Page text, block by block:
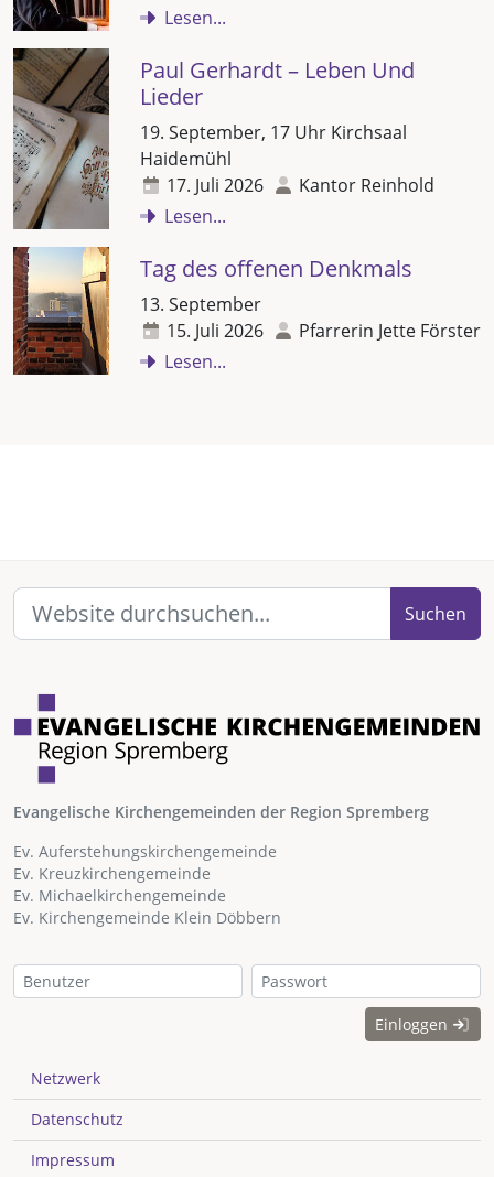
Lesen...
Paul Gerhardt – Leben Und
Lieder
19. September, 17 Uhr Kirchsaal
Haidemühl
17. Juli 2026
Kantor Reinhold
Lesen...
Tag des offenen Denkmals
13. September
15. Juli 2026
Pfarrerin Jette Förster
Lesen...
Suchen
Evangelische Kirchengemeinden der Region Spremberg
Ev. Auferstehungskirchengemeinde
Ev. Kreuzkirchengemeinde
Ev. Michaelkirchengemeinde
Ev. Kirchengemeinde Klein Döbbern
Einloggen
Netzwerk
Datenschutz
Impressum